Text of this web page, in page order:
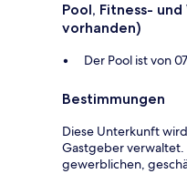
Pool, Fitness-
vorhanden)
Der Pool ist von
Bestimmungen
Diese Unterkunft
Gastgeber
gewerblichen,